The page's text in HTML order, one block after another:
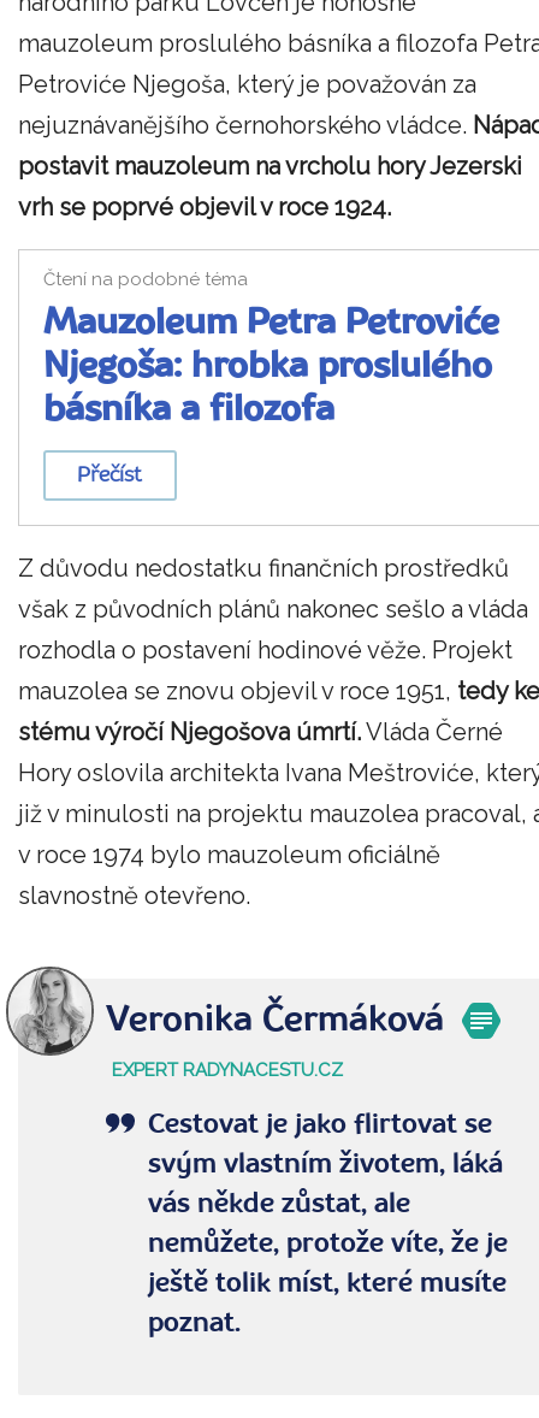
mauzoleum proslulého básníka a filozofa
Petroviće Njegoša, který je považován za
nejuznávanějšího černohorského vládce.
postavit mauzoleum na vrcholu hory Jezerski
vrh se poprvé objevil v roce 1924.
Čtení na podobné téma
Mauzoleum Petra Petroviće
Njegoša: hrobka proslulého
básníka a filozofa
Přečíst
Z důvodu nedostatku finančních prostředků
však z původních plánů nakonec sešlo a vláda
rozhodla o postavení hodinové věže. Projekt
mauzolea se znovu objevil v roce 1951, tedy ke
stému výročí Njegošova úmrtí.Vláda Černé
Hory oslovila architekta Ivana Meštroviće,
již v minulosti na projektu mauzolea pracoval,
v roce 1974 bylo mauzoleum oficiálně
slavnostně otevřeno.
Veronika Čermáková
EXPERT RADYNACESTU.CZ
Cestovat je jako flirtovat se
svým vlastním životem, láká
vás někde zůstat, ale
nemůžete, protože víte, že je
ještě tolik míst, které musíte
poznat.